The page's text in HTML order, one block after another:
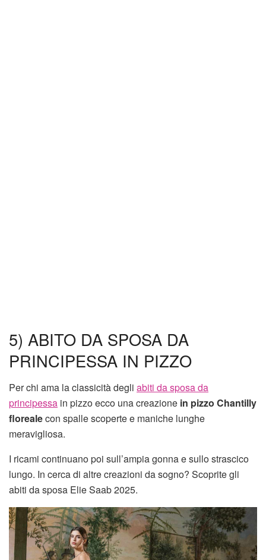
5) ABITO DA SPOSA DA
PRINCIPESSA IN PIZZO
Per chi ama la classicità degli abiti da sposa da
principessa in pizzo ecco una creazione in pizzo Chantilly
florealecon spalle scoperte e maniche lunghe
meravigliosa.
I ricami continuano poi sull’ampia gonna e sullo strascico
lungo. In cerca di altre creazioni da sogno? Scoprite gli
abiti da sposa Elie Saab 2025.